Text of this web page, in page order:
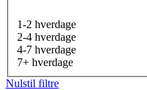
1-2 hverdage
2-4 hverdage
4-7 hverdage
7+ hverdage
Nulstil filtre